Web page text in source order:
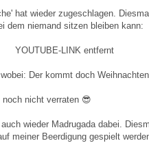
hat wieder zugeschlagen.
dem niemand sitzen bleiben kann:
YOUTUBE-LINK entfernt
Der kommt doch
nicht verraten 😎
wieder Madrugada dabei.
meiner Beerdigung gespielt